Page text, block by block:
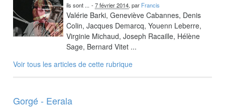
ils sont ... -7 février 2014, par Francis
Valérie Barki, Geneviève Cabannes, Denis
Colin, Jacques Demarcq, Youenn Leberre,
Virginie Michaud, Joseph Racaille, Hélène
Sage, Bernard Vitet ...
Voir tous les articles de cette rubrique
Gorgé - Eerala